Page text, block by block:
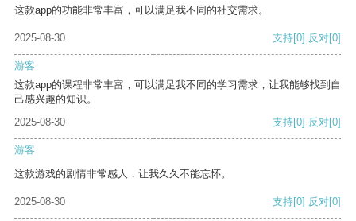
这款app的功能非常丰富，可以满足我不同的社交需求。
2025-08-30 支持[0] 反对[0]
游客
这款app的课程非常丰富，可以满足我不同的学习需求，让我能够找到自
己感兴趣的知识。
2025-08-30
支持[0] 反对[0]
游客
这款游戏的剧情非常感人，让我久久不能忘怀。
2025-08-30 支持[0] 反对[0]